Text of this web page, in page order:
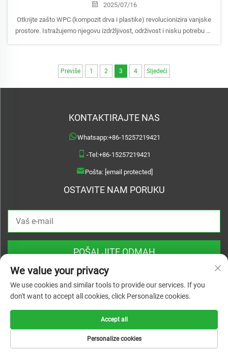
2025/07/16
Otkrijte zašto WPC (kompozit drva i plastike) revolucionizira vanjske
prostore. Istražujemo njegovu izdržljivost, održivost i nisku potrebu za
Previše 1 2 3 4 Sljedeći
KONTAKTIRAJTE NAS
Whatsapp:+86-15257219421
-Tel:+86-15257219421
Pošta: [email protected]
OSTAVITE NAM PORUKU
POŠALJITE ODMAH
Copyright © 2026 Treslam. Sva prava rezervirana |
We value your privacy
We use cookies and similar tools to provide our services. If you
don't want to accept all cookies, click Personalize cookies.
Personalize cookies
Accept all